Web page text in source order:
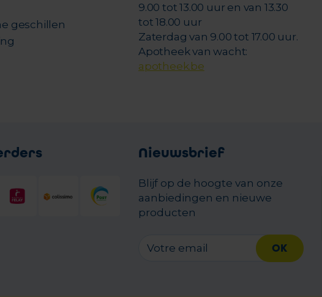
geschillen
9.00 tot 13.00 uur en van 13.30
tot 18.00 uur
Zaterdag van 9.00 tot 17.00 uur.
Apotheek van wacht:
apotheek.be
Nieuwsbrief
Blijf op de hoogte van onze
aanbiedingen en nieuwe
producten
OK